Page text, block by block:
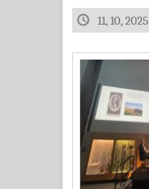
11, 10, 2025